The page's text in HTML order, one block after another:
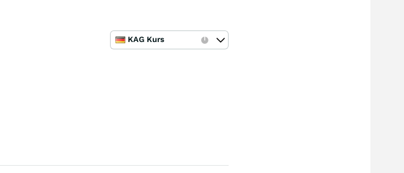
KAG Kurs